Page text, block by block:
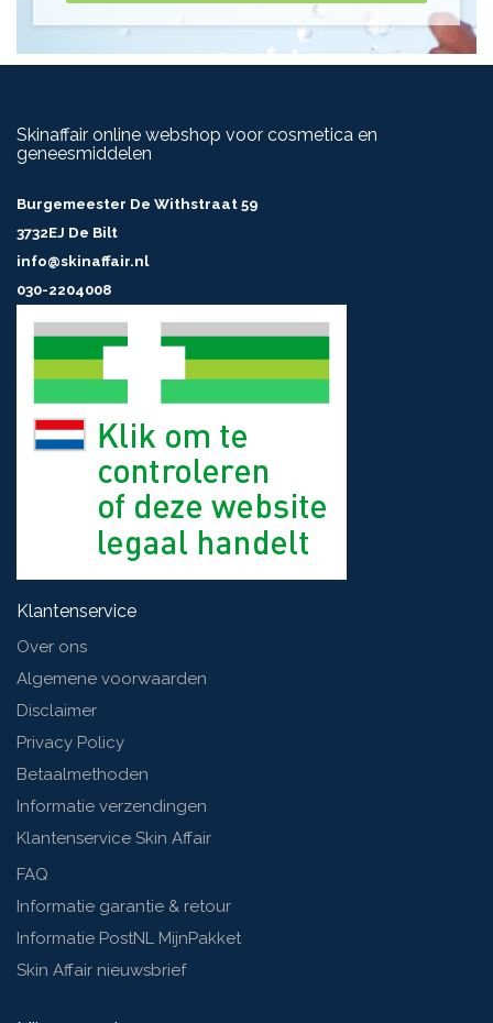
Skinaffair online webshop voor cosmetica en
geneesmiddelen
Burgemeester De Withstraat 59
3732EJ De Bilt
info@skinaffair.nl
030-2204008
Klantenservice
Over ons
Algemene voorwaarden
Disclaimer
Privacy Policy
Betaalmethoden
Informatie verzendingen
Klantenservice Skin Affair
FAQ
Informatie garantie & retour
Informatie PostNL MijnPakket
Skin Affair nieuwsbrief